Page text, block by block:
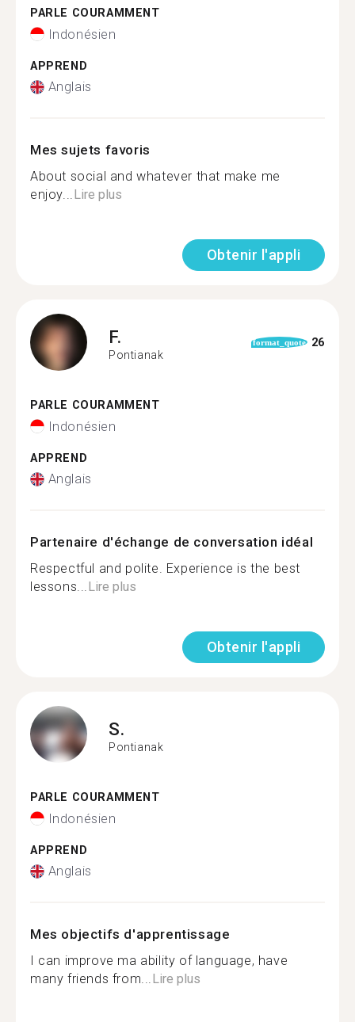
PARLE COURAMMENT
Indonésien
APPREND
Anglais
Mes sujets favoris
About social and whatever that make me
enjoy...Lire plus
Obtenir l'appli
F.
Pontianak
format_quote 26
PARLE COURAMMENT
Indonésien
APPREND
Anglais
Partenaire d'échange de conversation idéal
Respectful and polite. Experience is the best
lessons...Lire plus
Obtenir l'appli
S.
Pontianak
PARLE COURAMMENT
Indonésien
APPREND
Anglais
Mes objectifs d'apprentissage
I can improve ma ability of language, have
many friends from...Lire plus